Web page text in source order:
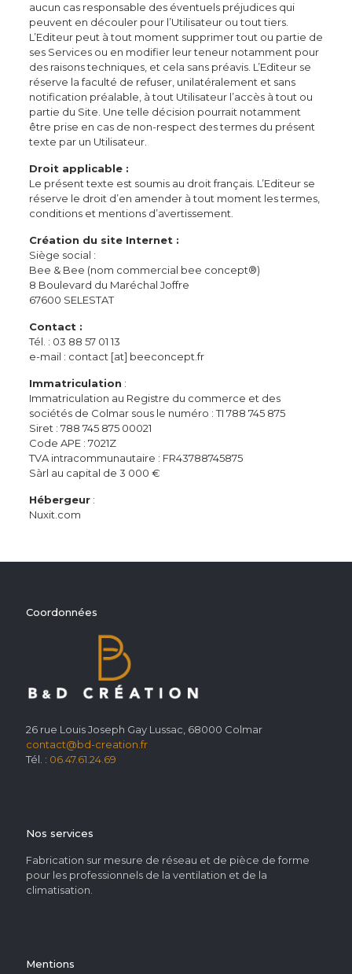
aucun cas responsable des éventuels préjudices qui
peuvent en découler pour l’Utilisateur ou tout tiers.
L’Editeur peut à tout moment supprimer tout ou partie de
ses Services ou en modifier leur teneur notamment pour
des raisons techniques, et cela sans préavis. L’Editeur se
réserve la faculté de refuser, unilatéralement et sans
notification préalable, à tout Utilisateur l’accès à tout ou
partie du Site. Une telle décision pourrait notamment
être prise en cas de non-respect des termes du présent
texte par un Utilisateur.
Droit applicable :
Le présent texte est soumis au droit français. L’Editeur se
réserve le droit d’en amender à tout moment les termes,
conditions et mentions d’avertissement.
Création du site Internet :
Siège social :
Bee & Bee (nom commercial bee concept®)
8 Boulevard du Maréchal Joffre
67600 SELESTAT
Contact :
Tél. : 03 88 57 01 13
e-mail : contact [at] beeconcept.fr
Immatriculation :
Immatriculation au Registre du commerce et des
sociétés de Colmar sous le numéro : TI 788 745 875
Siret : 788 745 875 00021
Code APE : 7021Z
TVA intracommunautaire : FR43788745875
Sàrl au capital de 3 000 €
Hébergeur:
Nuxit.com
Coordonnées
26 rue Louis Joseph Gay Lussac, 68000 Colmar
contact@bd-creation.fr
Tél. : 06.47.61.24.69
Nos services
Fabrication sur mesure de réseau et de pièce de forme
pour les professionnels de la ventilation et de la
climatisation.
Mentions